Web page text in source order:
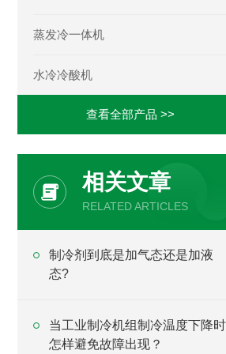
蒸发冷一体机
水冷冷酸机
查看全部产品 >>
相关文章
RELATED ARTICLES
制冷剂到底是加气态还是加液
态?
当工业制冷机组制冷温度下降时
怎样避免故障出现？